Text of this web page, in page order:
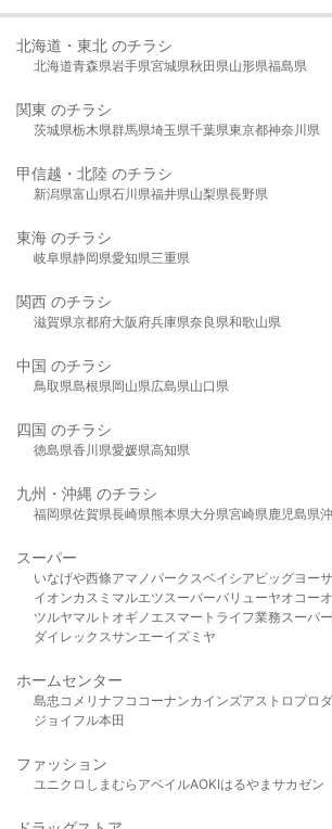
北海道・東北 のチラシ
北海道青森県岩手県宮城県秋田県山形県福島県
関東 のチラシ
茨城県栃木県群馬県埼玉県千葉県東京都神奈川県
甲信越・北陸 のチラシ
新潟県富山県石川県福井県山梨県長野県
東海 のチラシ
岐阜県静岡県愛知県三重県
関西 のチラシ
滋賀県京都府大阪府兵庫県奈良県和歌山県
中国 のチラシ
鳥取県島根県岡山県広島県山口県
四国 のチラシ
徳島県香川県愛媛県高知県
九州・沖縄 のチラシ
福岡県佐賀県長崎県熊本県大分県宮崎県鹿児島県
スーパー
いなげや西條アマノパークスベイシア ビッグヨー
イオンカスミ マルエツスーパーバリューヤオコー
ツルヤマルト オギノ エスマート ライフ業務スーパー
ダイレックスサンエーイズミヤ
ホームセンター
島忠 コメリ ナフコ コーナンカインズアストロプロ
ジョイフル本田
ファッション
ユニクロ しまむら アベイルAOKIはるやま サカゼン